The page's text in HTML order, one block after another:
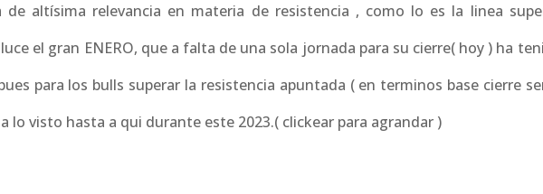
altísima relevancia en materia de resistencia , como lo es la linea
el gran ENERO, que a falta de una sola jornada para su cierre( hoy ) ha
para los bulls superar la resistencia apuntada ( en terminos base cierre
lo visto hasta a qui durante este 2023.( clickear para agrandar )